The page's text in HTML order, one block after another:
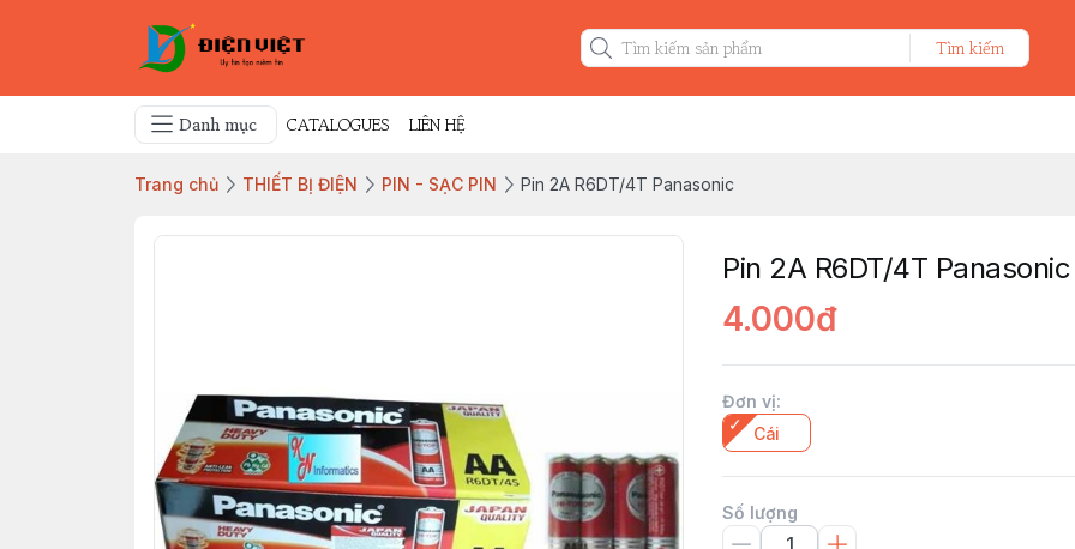
Tìm kiếm
Danh mục CATALOGUES LIÊN HỆ
Trang chủ THIẾT BỊ ĐIỆN PIN - SẠC PIN Pin 2A R6DT/4T Panasonic
Pin 2A R6DT/4T Panasonic
4.000đ
Đơn vị:
Cái
Số lượng